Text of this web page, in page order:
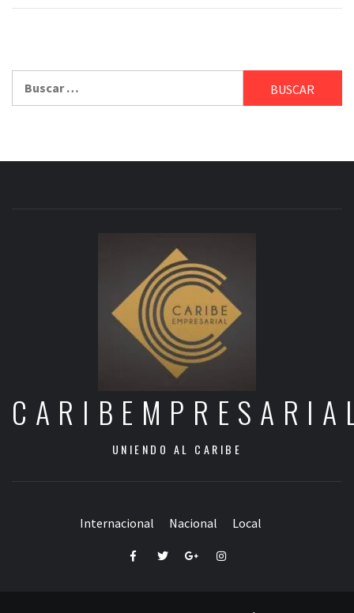
UNIENDO AL CARIBE
Internacional Nacional Local
FacebookTwitterGoogle+Instagram